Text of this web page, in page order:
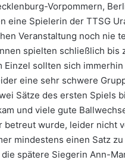
Vorpommern,
eine Spielerin der TTSG
Veranstaltung noch nie
spielten schließlich bis
Einzel sollten sich
eine sehr schwere
Sätze des ersten Spiels
und viele gute
betreut wurde, leider nicht
mindestens einen Satz
spätere Siegerin Ann-